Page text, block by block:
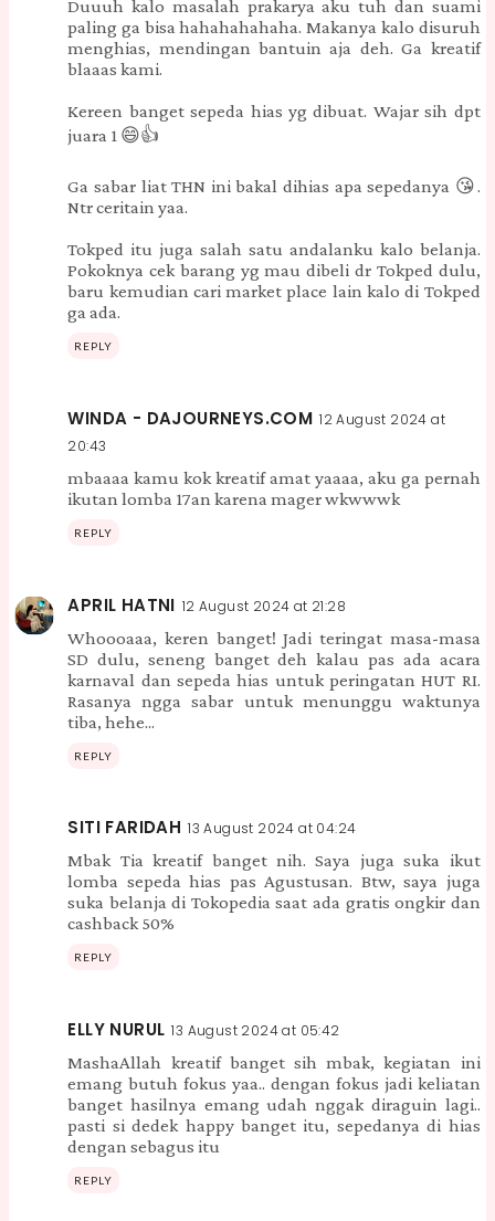
Duuuh kalo masalah prakarya aku tuh dan suami
paling ga bisa hahahahahaha. Makanya kalo disuruh
menghias, mendingan bantuin aja deh. Ga kreatif
blaaas kami.
Kereen banget sepeda hias yg dibuat. Wajar sih dpt
juara 1 😄👍
Ga sabar liat THN ini bakal dihias apa sepedanya 😘.
Ntr ceritain yaa.
Tokped itu juga salah satu andalanku kalo belanja.
Pokoknya cek barang yg mau dibeli dr Tokped dulu,
baru kemudian cari market place lain kalo di Tokped
ga ada.
REPLY
WINDA - DAJOURNEYS.COM 12 August 2024 at
20:43
mbaaaa kamu kok kreatif amat yaaaa, aku ga pernah
ikutan lomba 17an karena mager wkwwwk
REPLY
APRIL HATNI 12 August 2024 at 21:28
Whoooaaa, keren banget! Jadi teringat masa-masa
SD dulu, seneng banget deh kalau pas ada acara
karnaval dan sepeda hias untuk peringatan HUT RI.
Rasanya ngga sabar untuk menunggu waktunya
tiba, hehe...
REPLY
SITI FARIDAH 13 August 2024 at 04:24
Mbak Tia kreatif banget nih. Saya juga suka ikut
lomba sepeda hias pas Agustusan. Btw, saya juga
suka belanja di Tokopedia saat ada gratis ongkir dan
cashback 50%
REPLY
ELLY NURUL 13 August 2024 at 05:42
MashaAllah kreatif banget sih mbak, kegiatan ini
emang butuh fokus yaa.. dengan fokus jadi keliatan
banget hasilnya emang udah nggak diraguin lagi..
pasti si dedek happy banget itu, sepedanya di hias
dengan sebagus itu
REPLY